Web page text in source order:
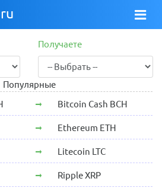
Получаете
Популярные
Bitcoin Cash BCH
Ethereum ETH
Litecoin LTC
Ripple XRP